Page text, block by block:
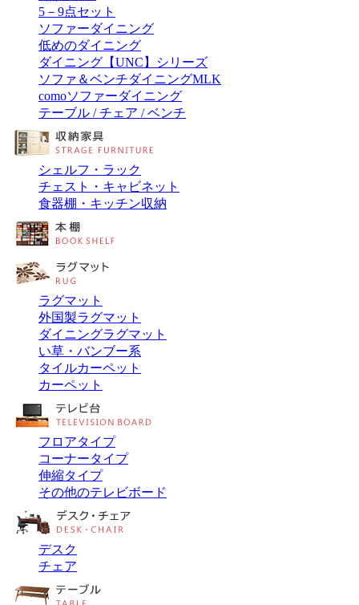
5－9点セット
ソファーダイニング
低めのダイニング
ダイニング【UNC】シリーズ
ソファ＆ベンチダイニングMLK
comoソファーダイニング
テーブル / チェア / ベンチ
シェルフ・ラック
チェスト・キャビネット
食器棚・キッチン収納
ラグマット
外国製ラグマット
ダイニングラグマット
い草・バンブー系
タイルカーペット
カーペット
フロアタイプ
コーナータイプ
伸縮タイプ
その他のテレビボード
デスク
チェア